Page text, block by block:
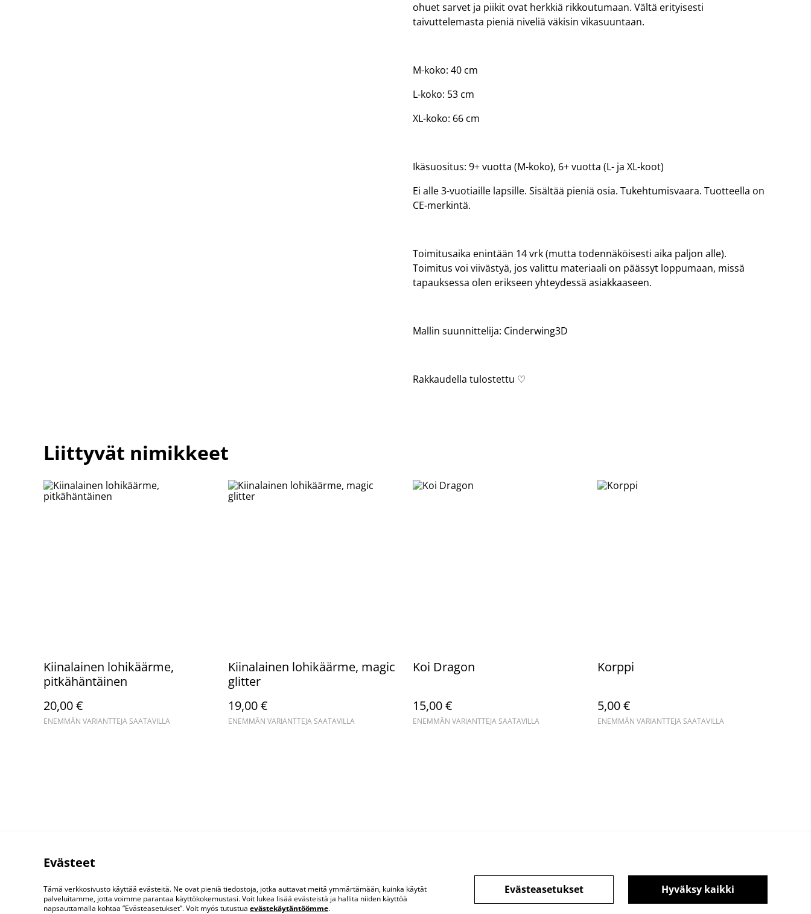
ohuet sarvet ja piikit ovat herkkiä rikkoutumaan. Vältä erityisesti
taivuttelemasta pieniä niveliä väkisin vikasuuntaan.
M-koko: 40 cm
L-koko: 53 cm
XL-koko: 66 cm
Ikäsuositus: 9+ vuotta (M-koko), 6+ vuotta (L- ja XL-koot)
Ei alle 3-vuotiaille lapsille. Sisältää pieniä osia. Tukehtumisvaara. Tuotteella on
CE-merkintä.
Toimitusaika enintään 14 vrk (mutta todennäköisesti aika paljon alle).
Toimitus voi viivästyä, jos valittu materiaali on päässyt loppumaan, missä
tapauksessa olen erikseen yhteydessä asiakkaaseen.
Mallin suunnittelija: Cinderwing3D
Rakkaudella tulostettu ♡
Liittyvät nimikkeet
Kiinalainen lohikäärme,
pitkähäntäinen
20,00 €
ENEMMÄN VARIANTTEJA SAATAVILLA
Kiinalainen lohikäärme, magic
glitter
19,00 €
ENEMMÄN VARIANTTEJA SAATAVILLA
Koi Dragon
15,00 €
ENEMMÄN VARIANTTEJA SAATAVILLA
Korppi
5,00 €
ENEMMÄN VARIANTTEJA SAATAVILLA
Evästeet
Tämä verkkosivusto käyttää evästeitä. Ne ovat pieniä tiedostoja, jotka auttavat meitä ymmärtämään, kuinka käytät
palveluitamme, jotta voimme parantaa käyttökokemustasi. Voit lukea lisää evästeistä ja hallita niiden käyttöä
napsauttamalla kohtaa ”Evästeasetukset”. Voit myös tutustua evästekäytäntöömme.
Hyväksy kaikki
Evästeasetukset